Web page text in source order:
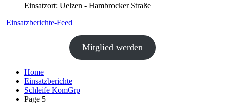
Einsatzort: Uelzen - Hambrocker Straße
Einsatzberichte-Feed
Mitglied werden
Home
Einsatzberichte
Schleife KomGrp
Page 5